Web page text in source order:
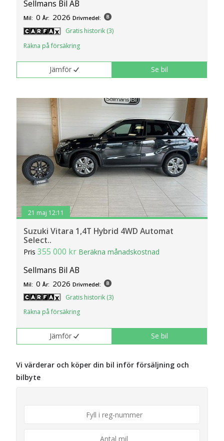
Sellmans Bil AB
Mil: 0 År: 2026 Drivmedel:
Gratis historik (3)
Räkna på försäkring
Jämför Se bil
21 maj 12:11
Suzuki Vitara 1,4T Hybrid 4WD Automat
Select..
Pris355 000 kr Beräkna månadskostnad
Sellmans Bil AB
Mil: 0 År: 2026 Drivmedel:
Gratis historik (3)
Räkna på försäkring
Jämför Se bil
Vi värderar och köper din bil inför försäljning och
bilbyte